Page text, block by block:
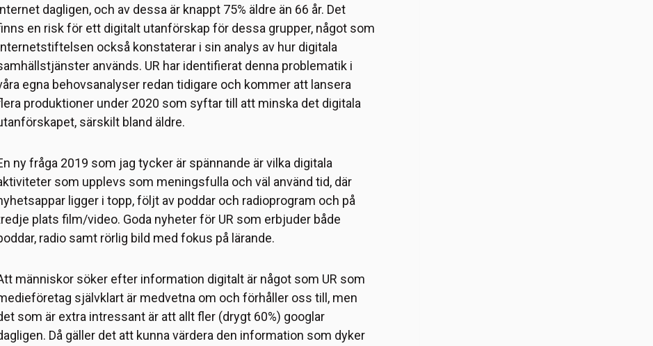
dagligen, och av dessa är knappt 75% äldre än 66 år. Det
en risk för ett digitalt utanförskap för dessa grupper, något som
också konstaterar i sin analys av hur digitala
används. UR har identifierat denna problematik i
egna behovsanalyser redan tidigare och kommer att lansera
produktioner under 2020 som syftar till att minska det digitala
särskilt bland äldre.
ny fråga 2019 som jag tycker är spännande är vilka digitala
som upplevs som meningsfulla och väl använd tid, där
ligger i topp, följt av poddar och radioprogram och på
plats film/video. Goda nyheter för UR som erbjuder både
radio samt rörlig bild med fokus på lärande.
människor söker efter information digitalt är något som UR som
självklart är medvetna om och förhåller oss till, men
som är extra intressant är att allt fler (drygt 60%) googlar
Då gäller det att kunna värdera den information som dyker